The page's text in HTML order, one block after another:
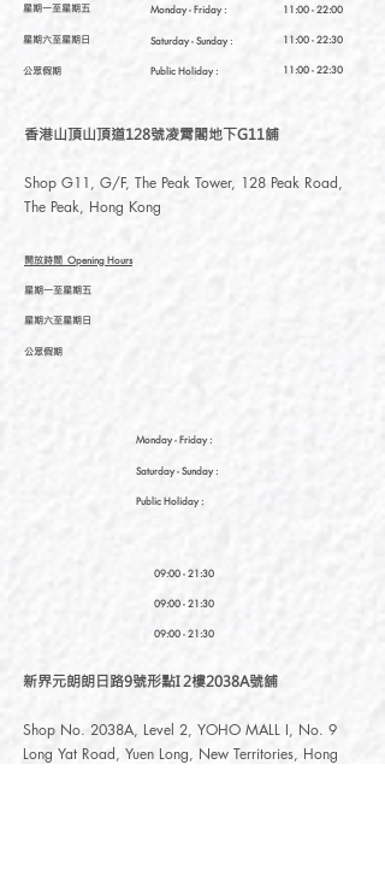
11:00 - 22:00
11:00 - 22:30
11:00 - 22:30
星期一至星期五
星期六至星期日
公眾假期
Monday - Friday :
Saturday- Sunday :
Public Holiday :
香港山頂山頂道128號凌霄閣地下G11舖
Shop G11, G/F, The Peak Tower, 128 Peak Road,
The Peak, Hong Kong
開放時間 Opening Hours
星期一至星期五
星期六至星期日
公眾假期
Monday - Friday :
Saturday- Sunday :
Public Holiday :
09:00 - 21:30
09:00 - 21:30
09:00 - 21:30
新界元朗朗日路9號形點I 2樓2038A號舖
Shop No. 2038A, Level 2, YOHO MALL I, No. 9
Long Yat Road, Yuen Long, New Territories, Hong